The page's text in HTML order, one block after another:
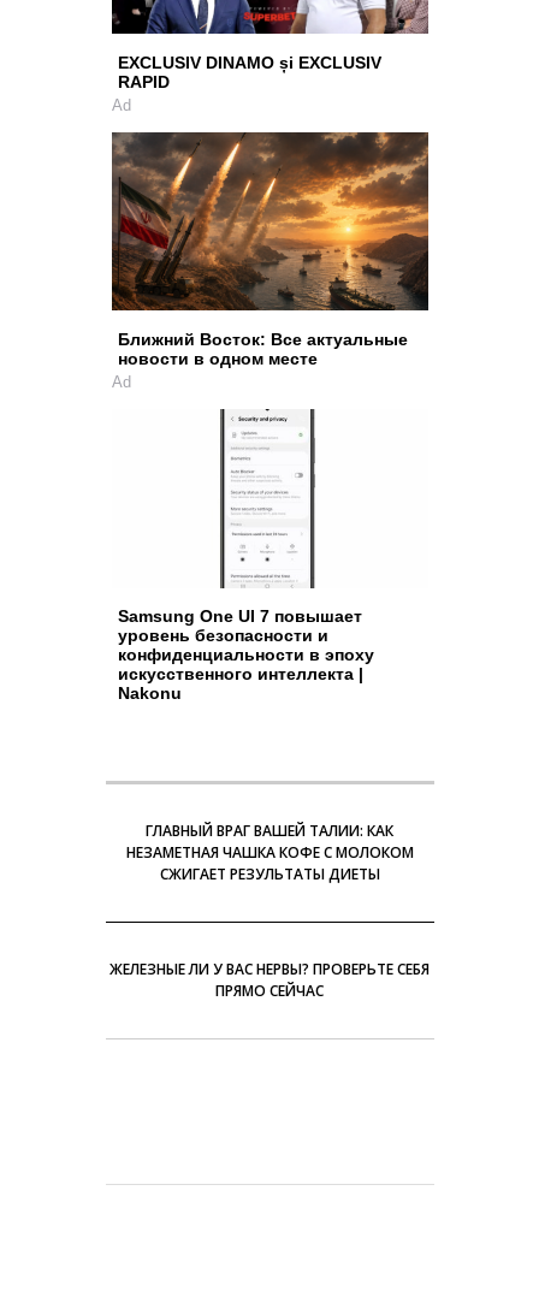
EXCLUSIV DINAMO și EXCLUSIV
RAPID
Ad
Ближний Восток: Все актуальные
новости в одном месте
Ad
Samsung One UI 7 повышает
уровень безопасности и
конфиденциальности в эпоху
искусственного интеллекта |
Nakonu
ГЛАВНЫЙ ВРАГ ВАШЕЙ ТАЛИИ: КАК
НЕЗАМЕТНАЯ ЧАШКА КОФЕ С МОЛОКОМ
СЖИГАЕТ РЕЗУЛЬТАТЫ ДИЕТЫ
ЖЕЛЕЗНЫЕ ЛИ У ВАС НЕРВЫ? ПРОВЕРЬТЕ СЕБЯ
ПРЯМО СЕЙЧАС